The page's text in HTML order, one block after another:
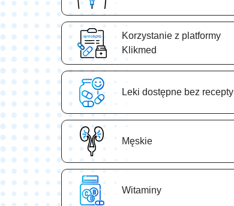
Korzystanie z platformy
Klikmed
Leki dostępne bez recepty
Męskie
Witaminy